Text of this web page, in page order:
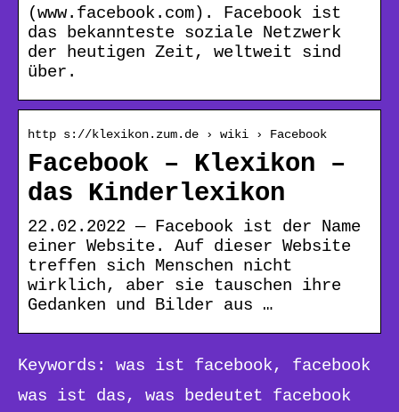
(www.facebook.com). Facebook ist
das bekannteste soziale Netzwerk
der heutigen Zeit, weltweit sind
über.
http s://klexikon.zum.de › wiki › Facebook
Facebook – Klexikon –
das Kinderlexikon
22.02.2022 — Facebook ist der Name
einer Website. Auf dieser Website
treffen sich Menschen nicht
wirklich, aber sie tauschen ihre
Gedanken und Bilder aus …
Keywords: was ist facebook, facebook
was ist das, was bedeutet facebook